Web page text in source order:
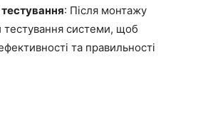
: Після монтажу
системи, щоб
та правильності